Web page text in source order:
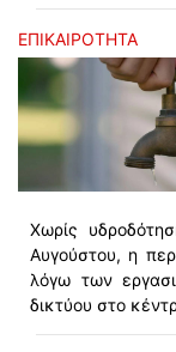
ΕΠΙΚΑΙΡΟΤΗΤΑ
Χωρίς
Αυγούστου, η
λόγω των
δικτύου στο